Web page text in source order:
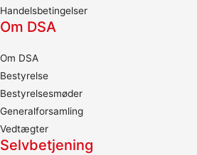
Handelsbetingelser
Om DSA
Om DSA
Bestyrelse
Bestyrelsesmøder
Generalforsamling
Vedtægter
Selvbetjening